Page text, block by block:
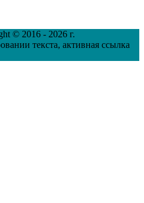
© 2016 - 2026 г.
текста, активная ссылка